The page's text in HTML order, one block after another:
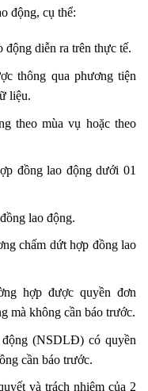
động, cụ thể:
động diễn ra trên thực tế.
thông qua phương tiện
liệu.
theo mùa vụ hoặc theo
đồng lao động dưới 01
lao động.
chấm dứt hợp đồng lao
hợp được quyền đơn
mà không cần báo trước.
(NSDLĐ) có quyền
cần báo trước.
và trách nhiệm của 2